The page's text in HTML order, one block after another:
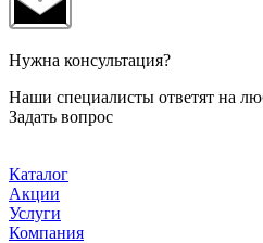
Нужна консультация?
Наши специалисты ответят на
Задать вопрос
Каталог
Акции
Услуги
Компания